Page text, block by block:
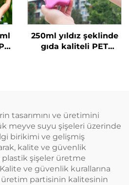
250ml yıldız şeklinde
gıda kaliteli PET
uygun
tasarımını ve üretimini
meyve suyu şişeleri üzerinde
birikimi ve gelişmiş
kalite ve güvenlik
şişeler üretme
ve güvenlik kurallarına
üretim partisinin kalitesinin